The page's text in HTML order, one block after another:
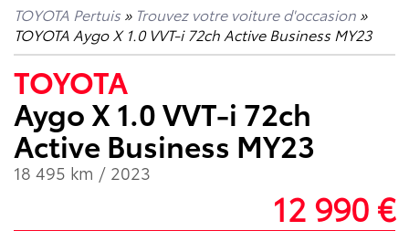
TOYOTA Pertuis » Trouvez votre voiture d'occasion »
TOYOTA Aygo X 1.0 VVT-i 72ch Active Business MY23
TOYOTA
Aygo X 1.0 VVT-i 72ch
Active Business MY23
18 495 km / 2023
12 990 €